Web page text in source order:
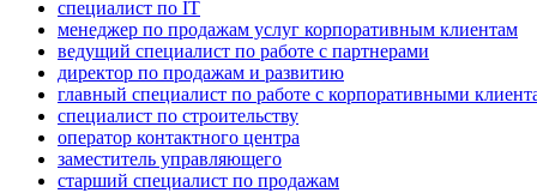
специалист по IT
менеджер по продажам услуг корпоративным клиентам
ведущий специалист по работе с партнерами
директор по продажам и развитию
главный специалист по работе с корпоративными
специалист по строительству
оператор контактного центра
заместитель управляющего
старший специалист по продажам